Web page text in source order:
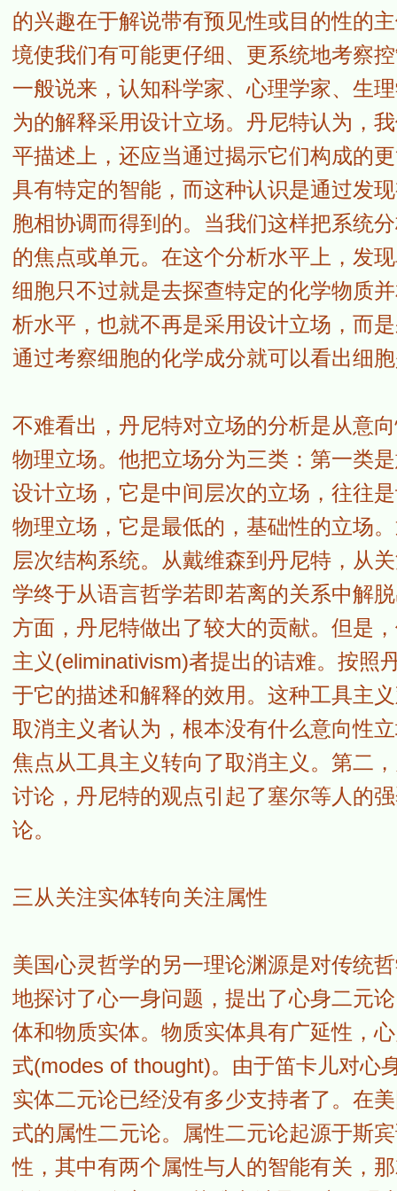
的兴趣在于解说带有预见性或目的性的
境使我们有可能更仔细、更系统地考察
一般说来，认知科学家、心理学家、生
为的解释采用设计立场。丹尼特认为，
平描述上，还应当通过揭示它们构成的
具有特定的智能，而这种认识是通过发
胞相协调而得到的。当我们这样把系统
的焦点或单元。在这个分析水平上，发
细胞只不过就是去探查特定的化学物质
析水平，也就不再是采用设计立场，而
通过考察细胞的化学成分就可以看出细
不难看出，丹尼特对立场的分析是从意
物理立场。他把立场分为三类：第一类
设计立场，它是中间层次的立场，往往
物理立场，它是最低的，基础性的立场
层次结构系统。从戴维森到丹尼特，从
学终于从语言哲学若即若离的关系中解
方面，丹尼特做出了较大的贡献。但是
主义(eliminativism)者提出的诘难。按照
于它的描述和解释的效用。这种工具主
取消主义者认为，根本没有什么意向性
焦点从工具主义转向了取消主义。第二
讨论，丹尼特的观点引起了塞尔等人的
论。
三从关注实体转向关注属性
美国心灵哲学的另一理论渊源是对传统
地探讨了心一身问题，提出了心身二元
体和物质实体。物质实体具有广延性，
式(modes of thought)。由于笛卡儿对心
实体二元论已经没有多少支持者了。在
式的属性二元论。属性二元论起源于斯
性，其中有两个属性与人的智能有关，